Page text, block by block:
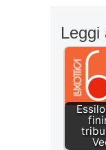
Leggi